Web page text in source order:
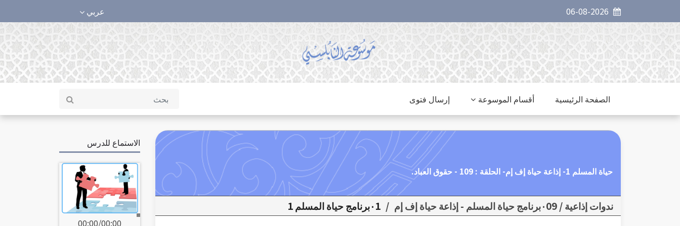
عربي
الصفحة الرئيسية أقسام الموسوعة إرسال فتوى
حياة المسلم 1- إذاعة حياة إف إم- الحلقة : 109 - حقوق العباد.
ندوات إذاعية / ٠09برنامج حياة المسلم - إذاعة حياة إف إم / ٠1برنامج حياة المسلم 1
الاستماع للدرس
00:00/00:00